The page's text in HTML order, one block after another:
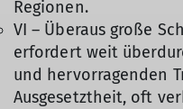
Regionen.
VI – Überaus große
erfordert weit
und hervorragenden
Ausgesetztheit, oft